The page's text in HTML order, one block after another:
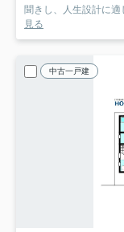
聞きし、人生設計に
見る
中古一戸建